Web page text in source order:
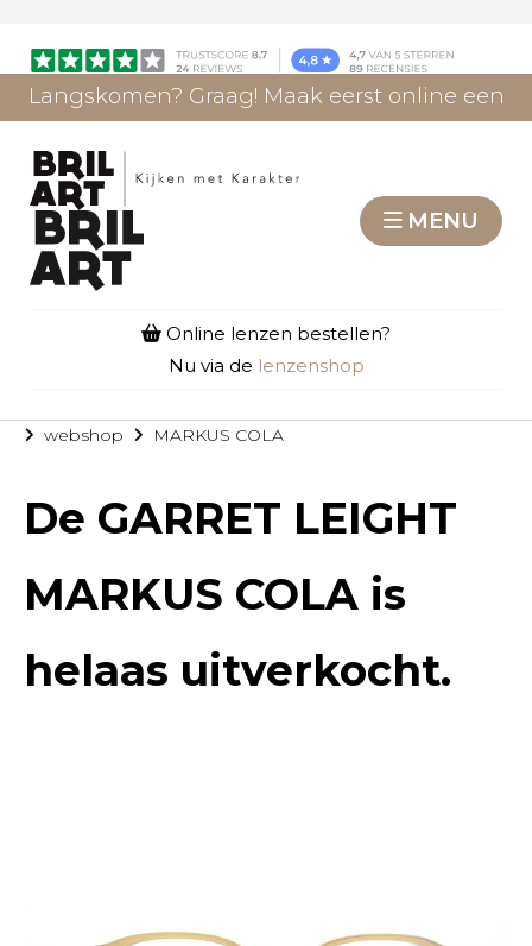
Langskomen? Graag! Maak eerst online een
MENU
Online lenzen bestellen?
Nu via de lenzenshop
webshop MARKUS COLA
De GARRET LEIGHT
MARKUS COLA is
helaas uitverkocht.